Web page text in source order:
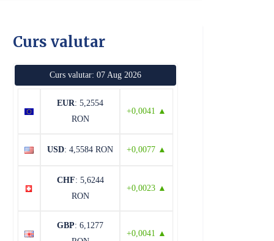
Curs valutar
Curs valutar: 07 Aug 2026
EUR: 5,2554
RON
+0,0041 ▲
USD: 4,5584 RON +0,0077 ▲
CHF: 5,6244
RON
+0,0023 ▲
GBP: 6,1277
+0,0041 ▲